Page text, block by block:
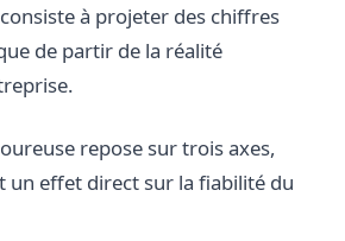
à projeter des chiffres
de partir de la réalité
repose sur trois axes,
un effet direct sur la fiabilité du